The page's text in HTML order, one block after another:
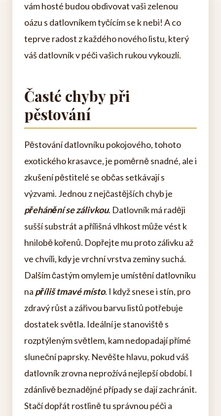
vám hosté budou obdivovat vaši zelenou
oázu s datlovníkem tyčícím se k nebi! A co
teprve radost z každého nového listu, který
váš datlovník v péči vašich rukou vykouzlí.
Časté chyby při
pěstování
Pěstování datlovníku pokojového, tohoto
exotického krasavce, je poměrně snadné, ale i
zkušení pěstitelé se občas setkávají s
výzvami. Jednou z nejčastějších chyb je
přehánění se zálivkou. Datlovník má raději
sušší substrát a přílišná vlhkost může vést k
hnilobě kořenů. Dopřejte mu proto zálivku až
ve chvíli, kdy je vrchní vrstva zeminy suchá.
Dalším častým omylem je umístění datlovníku
na příliš tmavé místo. I když snese i stín, pro
zdravý růst a zářivou barvu listů potřebuje
dostatek světla. Ideální je stanoviště s
rozptýleným světlem, kam nedopadají přímé
sluneční paprsky. Nevěšte hlavu, pokud váš
datlovník zrovna neprožívá nejlepší období. I
zdánlivě beznadějné případy se dají zachránit.
Stačí dopřát rostlině tu správnou péči a